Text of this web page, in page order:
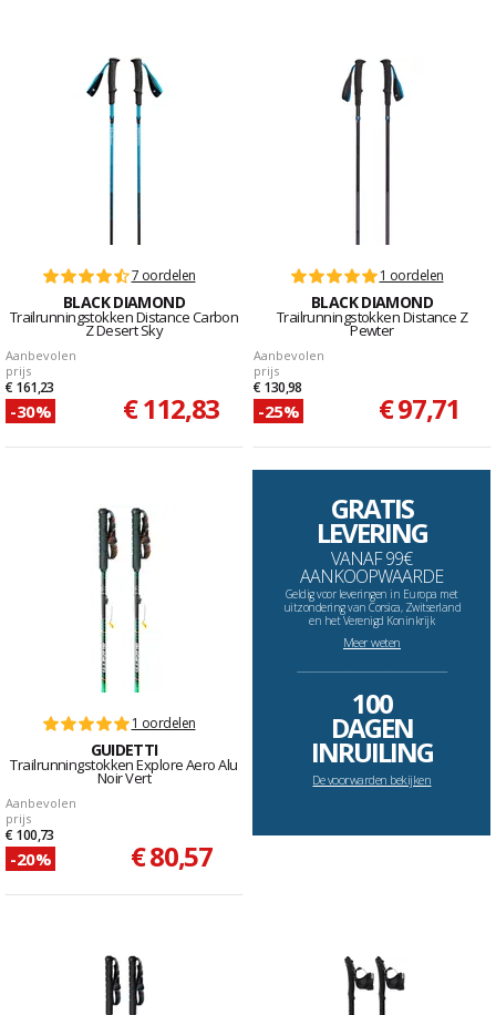
7 oordelen
BLACK DIAMOND
Trailrunningstokken Distance Carbon
Z Desert Sky
Aanbevolen
prijs
€ 161,23
-30% € 112,83
1 oordelen
BLACK DIAMOND
Trailrunningstokken Distance Z
Pewter
Aanbevolen
prijs
€ 130,98
-25% € 97,71
1 oordelen
GUIDETTI
Trailrunningstokken Explore Aero Alu
Noir Vert
Aanbevolen
prijs
€ 100,73
-20% € 80,57
GRATIS
LEVERING
VANAF 99€
AANKOOPWAARDE
Geldig voor leveringen in Europa met
uitzondering van Corsica, Zwitserland
en het Verenigd Koninkrijk
Meer weten
--------------------------------------------------------------------
100
DAGEN
INRUILING
De voorwarden bekijken